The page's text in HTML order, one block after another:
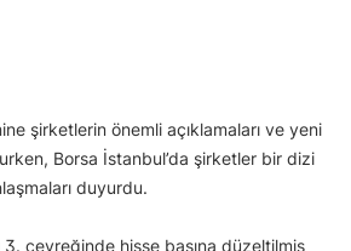
şirketlerin önemli açıklamaları ve yeni
Borsa İstanbul’da şirketler bir dizi
duyurdu.
3. çeyreğinde hisse başına düzeltilmiş